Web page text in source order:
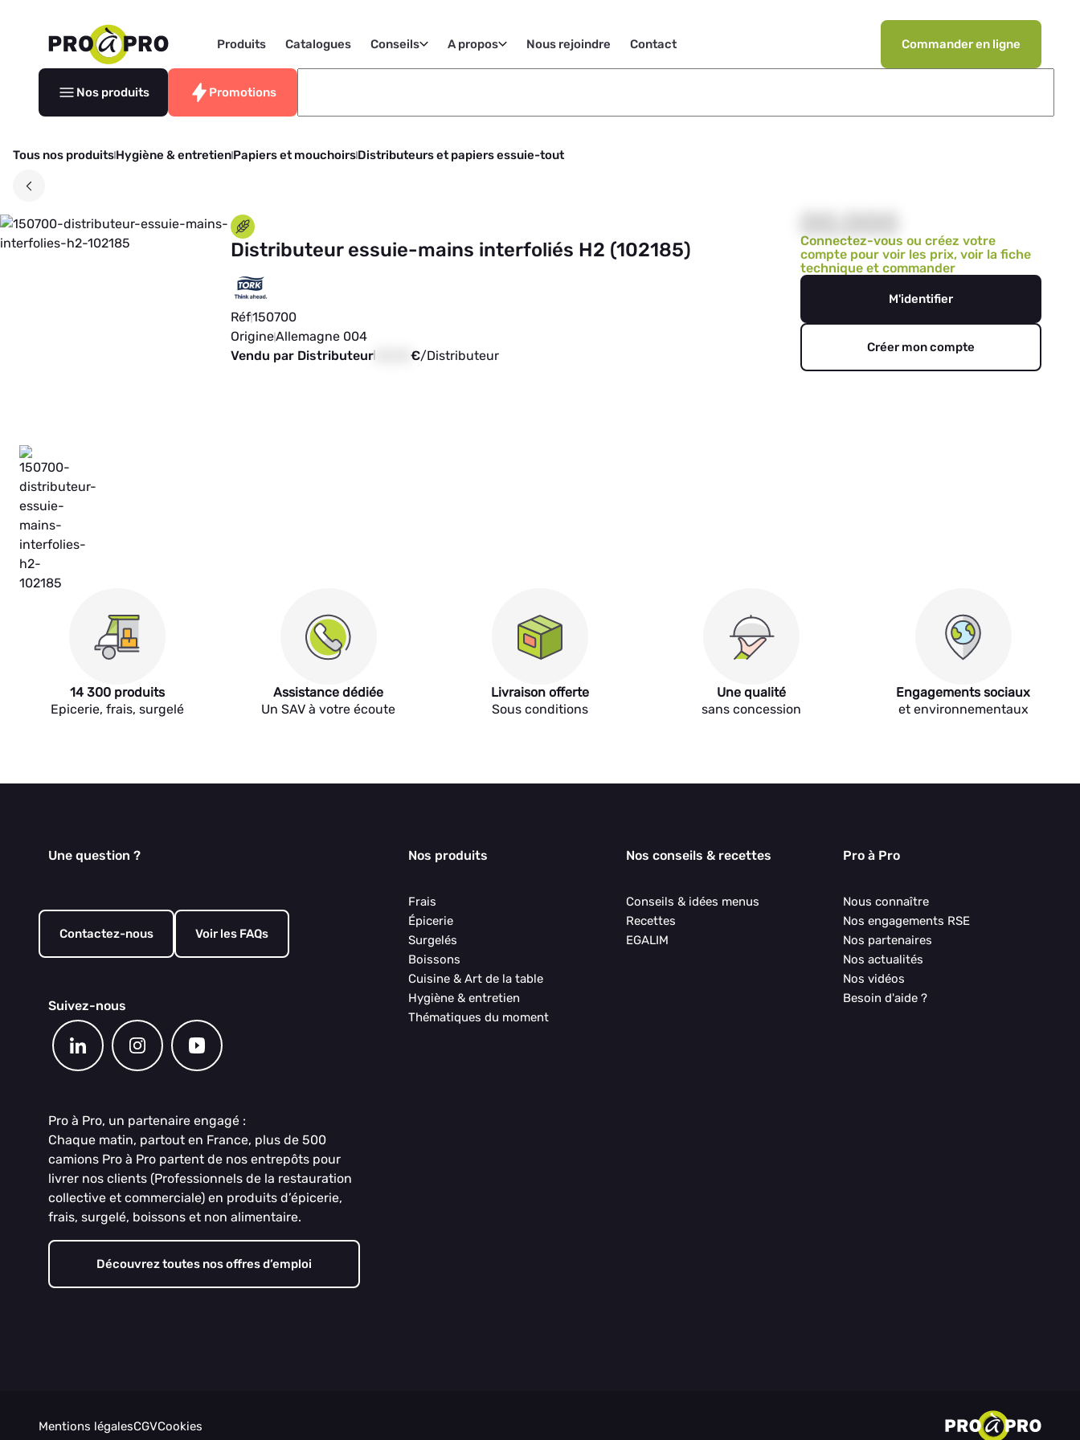
Produits Catalogues Conseils A propos Nous rejoindre Contact Commander en ligne
Nos produits Promotions
Tous nos produitsHygiène & entretienPapiers et mouchoirsDistributeurs et papiers essuie-tout
Distributeur essuie-mains interfoliés H2 (102185)
Réf150700
OrigineAllemagne 004
Vendu par Distributeur
€/Distributeur
Connectez-vous ou créez votre
compte pour voir les prix, voir la fiche
technique et commander
M'identifier
Créer mon compte
14 300 produits
Epicerie, frais, surgelé
Assistance dédiée
Un SAV à votre écoute
Livraison offerte
Sous conditions
Une qualité
sans concession
Engagements sociaux
et environnementaux
Une question ?
Contactez-nous Voir les FAQs
Suivez-nous
Pro à Pro, un partenaire engagé :
Chaque matin, partout en France, plus de 500
camions Pro à Pro partent de nos entrepôts pour
livrer nos clients (Professionnels de la restauration
collective et commerciale) en produits d’épicerie,
frais, surgelé, boissons et non alimentaire.
Découvrez toutes nos offres d’emploi
Nos produits
Frais
Épicerie
Surgelés
Boissons
Cuisine & Art de la table
Hygiène & entretien
Thématiques du moment
Nos conseils & recettes
Conseils & idées menus
Recettes
EGALIM
Pro à Pro
Nous connaître
Nos engagements RSE
Nos partenaires
Nos actualités
Nos vidéos
Besoin d'aide ?
Mentions légalesCGVCookies